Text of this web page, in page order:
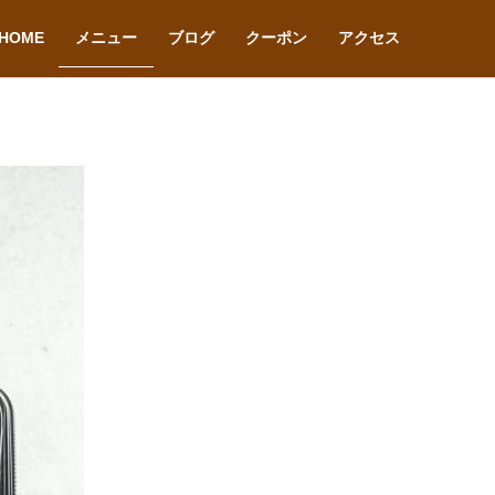
メニュー ブログ クーポン アクセス